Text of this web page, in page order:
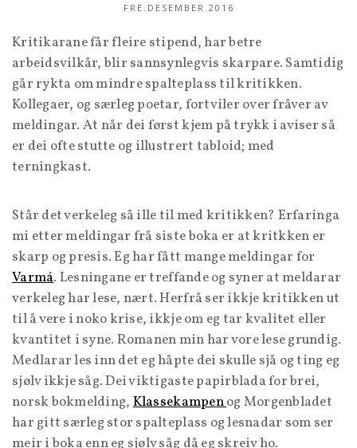
FRE.DESEMBER.2016
Kritikarane får fleire stipend, har betre
arbeidsvilkår, blir sannsynlegvis skarpare. Samtidig
går rykta om mindre spalteplass til kritikken.
Kollegaer, og særleg poetar, fortviler over fråver av
meldingar. At når dei først kjem på trykk i aviser så
er dei ofte stutte og illustrert tabloid; med
terningkast.
Står det verkeleg så ille til med kritikken? Erfaringa
mi etter meldingar frå siste boka er at kritkken er
skarp og presis. Eg har fått mange meldingar for
Varmá. Lesningane er treffande og syner at meldarar
verkeleg har lese, nært. Herfrå ser ikkje kritikken ut
til å vere i noko krise, ikkje om eg tar kvalitet eller
kvantitet i syne. Romanen min har vore lese grundig.
Medlarar les inn det eg håpte dei skulle sjå og ting eg
sjølv ikkje såg. Dei viktigaste papirblada for brei,
norsk bokmelding,Klassekampenog Morgenbladet
har gitt særleg stor spalteplass og lesnadar som ser
meir i boka enn eg sjølv såg då eg skreiv ho.